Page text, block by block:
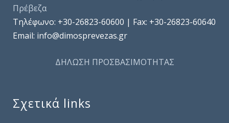
Πρέβεζα
Τηλέφωνo: +30-26823-60600 | Fax: +30-26823-60640
Email: info@dimosprevezas.gr
ΔΗΛΩΣΗ ΠΡΟΣΒΑΣΙΜΟΤΗΤΑΣ
Σχετικά links